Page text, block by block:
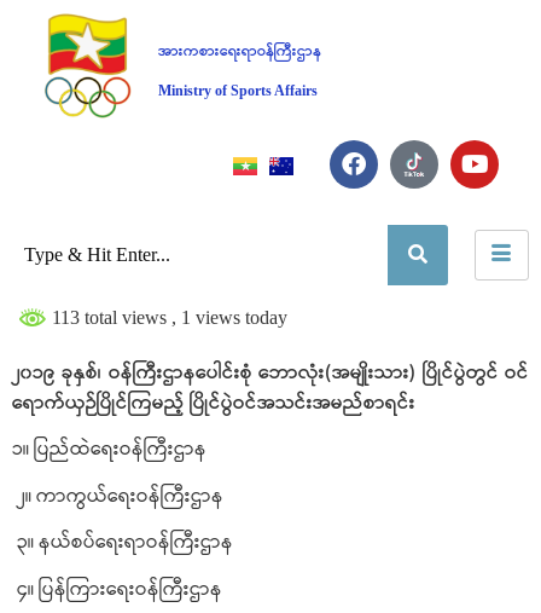
အားကစားရေးရာဝန်ကြီးဌာန
Ministry of Sports Affairs
113 total views , 1 views today
၂၀၁၉ ခုနှစ်၊ ဝန်ကြီးဌာနပေါင်းစုံ ဘောလုံး(အမျိုးသား) ပြိုင်ပွဲတွင် ဝင်
ရောက်ယှဉ်ပြိုင်ကြမည့် ပြိုင်ပွဲဝင်အသင်းအမည်စာရင်း
၁။ ပြည်ထဲရေးဝန်ကြီးဌာန
၂။ ကာကွယ်ရေးဝန်ကြီးဌာန
၃။ နယ်စပ်ရေးရာဝန်ကြီးဌာန
၄။ ပြန်ကြားရေးဝန်ကြီးဌာန